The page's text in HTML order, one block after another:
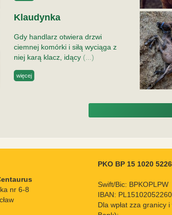
Klaudynka
Gdy handlarz otwiera drzwi
ciemnej komórki i siłą wyciąga z
niej karą klacz, idący (...)
więcej
nr 6-8
PKO BP 15 1020
Swift/Bic: BPKOPLPW
IBAN:
Dla wpłat zza granicy i